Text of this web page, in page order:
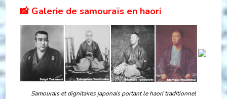
📸 Galerie de samouraïs en haori
Samouraïs et dignitaires japonais portant le haori traditionnel